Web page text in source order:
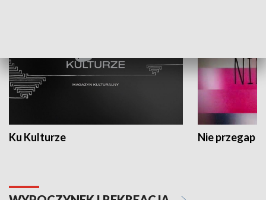
Ku Kulturze Nie przegap